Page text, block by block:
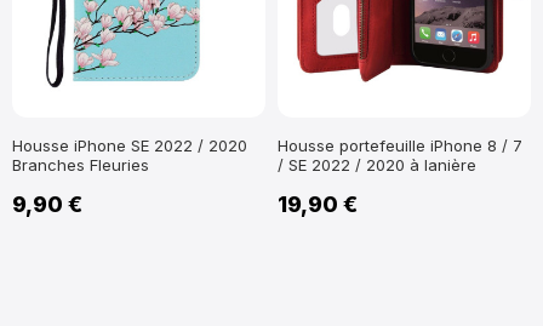
Housse iPhone SE 2022 / 2020
Branches Fleuries
9,90 €
Housse portefeuille iPhone 8 / 7
/ SE 2022 / 2020 à lanière
19,90 €